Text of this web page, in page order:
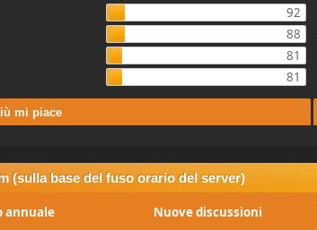
92
88
81
81
mi piace
(sulla base del fuso orario del server)
annuale Nuove discussioni